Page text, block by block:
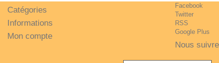
Facebook
Twitter
RSS
Google Plus
Nous suivre
Catégories
Informations
Mon compte